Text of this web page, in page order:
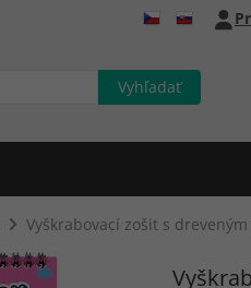
Vyškrabovací zošit s